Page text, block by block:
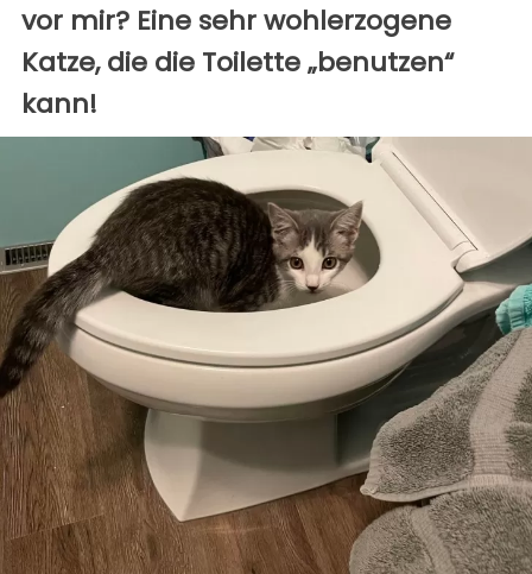
vor mir? Eine sehr wohlerzogene
Katze, die die Toilette „benutzen“
kann!